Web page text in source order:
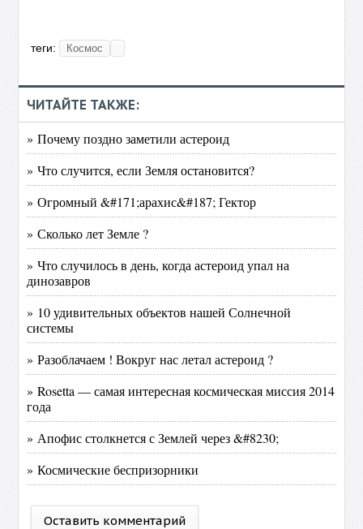
теги: Космос
ЧИТАЙТЕ ТАКЖЕ:
» Почему поздно заметили астероид
» Что случится, если Земля остановится?
» Огромный &#171;арахис&#187; Гектор
» Сколько лет Земле ?
» Что случилось в день, когда астероид упал на
динозавров
» 10 удивительных объектов нашей Солнечной
системы
» Разоблачаем ! Вокруг нас летал астероид ?
» Rosetta — самая интересная космическая миссия 2014
года
» Апофис столкнется с Землей через &#8230;
» Космические беспризорники
Оставить комментарий